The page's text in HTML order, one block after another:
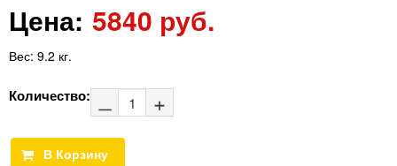
Цена: 5840 руб.
Вес: 9.2 кг.
Количество: